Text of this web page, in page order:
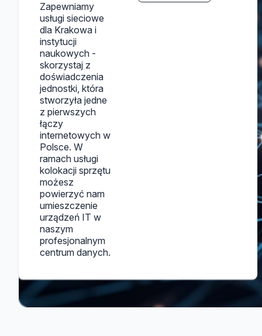
Zapewniamy
usługi sieciowe
dla Krakowa i
instytucji
naukowych -
skorzystaj z
doświadczenia
jednostki, która
stworzyła jedne
z pierwszych
łączy
internetowych w
Polsce. W
ramach usługi
kolokacji sprzętu
możesz
powierzyć nam
umieszczenie
urządzeń IT w
naszym
profesjonalnym
centrum danych.